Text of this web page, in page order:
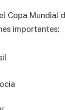
Copa Mundial
importantes: